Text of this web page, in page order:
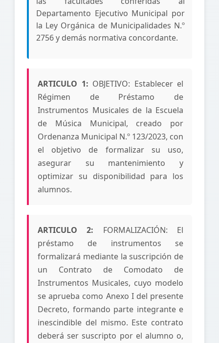
Departamento Ejecutivo Municipal por
la Ley Orgánica de Municipalidades N.º
2756 y demás normativa concordante.
ARTICULO 1: OBJETIVO: Establecer el
Régimen de Préstamo de
Instrumentos Musicales de la Escuela
de Música Municipal, creado por
Ordenanza Municipal N.º 123/2023, con
el objetivo de formalizar su uso,
asegurar su mantenimiento y
optimizar su disponibilidad para los
alumnos.
ARTICULO 2: FORMALIZACIÓN: El
préstamo de instrumentos se
formalizará mediante la suscripción de
un Contrato de Comodato de
Instrumentos Musicales, cuyo modelo
se aprueba como Anexo I del presente
Decreto, formando parte integrante e
inescindible del mismo. Este contrato
deberá ser suscripto por el alumno o,